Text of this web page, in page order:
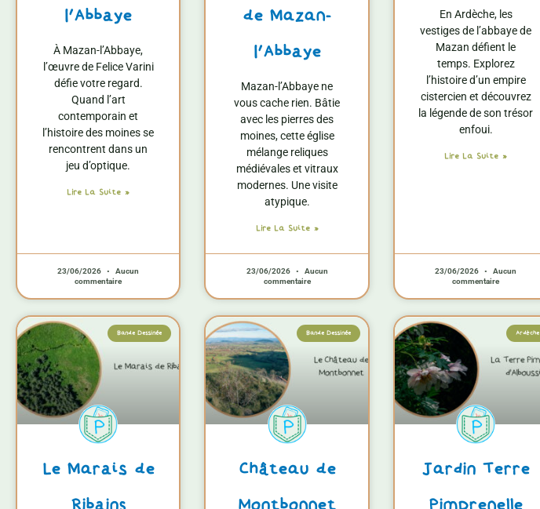
l’Abbaye
À Mazan-l’Abbaye,
l’œuvre de Felice Varini
défie votre regard.
Quand l’art
contemporain et
l’histoire des moines se
rencontrent dans un
jeu d’optique.
Lire La Suite »
23/06/2026
Aucun
commentaire
de Mazan-
l’Abbaye
Mazan-l’Abbaye ne
vous cache rien. Bâtie
avec les pierres des
moines, cette église
mélange reliques
médiévales et vitraux
modernes. Une visite
atypique.
Lire La Suite »
23/06/2026
Aucun
commentaire
En Ardèche, les
vestiges de l’abbaye de
Mazan défient le
temps. Explorez
l’histoire d’un empire
cistercien et découvrez
la légende de son trésor
enfoui.
Lire La Suite »
23/06/2026
Aucun
commentaire
Bande Dessinée
Le Marais de
Bande Dessinée
Château de
Ardèche
Jardin Terre